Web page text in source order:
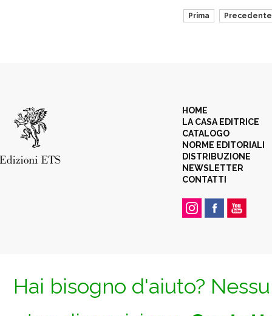
Prima Precedente
HOME
LA CASA EDITRICE
CATALOGO
NORME EDITORIALI
DISTRIBUZIONE
NEWSLETTER
CONTATTI
Hai bisogno d'aiuto?